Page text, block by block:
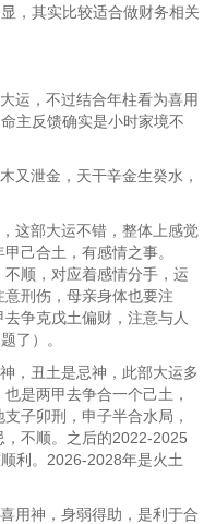
，其实比较适合做财务相关
运，不过结合年柱看为喜用
主反馈确实是小时家境不
又泄金，天干辛金生癸水，
这部大运不错，整体上感觉
己合土，有感情之事。
顺，对应着感情分手，运
刑伤，母亲身体也要注
争克戊土偏财，注意与人
了）。
，丑土是忌神，此部大运多
是两甲去争合一个己土，
子卯刑，申子半合水局，
不顺。之后的2022-2025
利。2026-2028年是火土
用神，身弱得助，是利于合